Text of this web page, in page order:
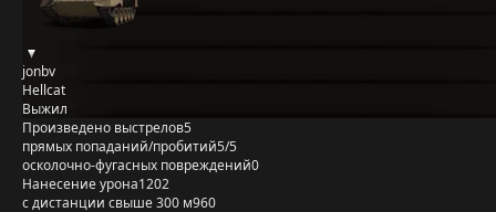
jonbv
Hellcat
Выжил
Произведено выстрелов5
прямых попаданий/пробитий5/5
осколочно-фугасных повреждений0
Нанесение урона1202
с дистанции свыше 300 м960